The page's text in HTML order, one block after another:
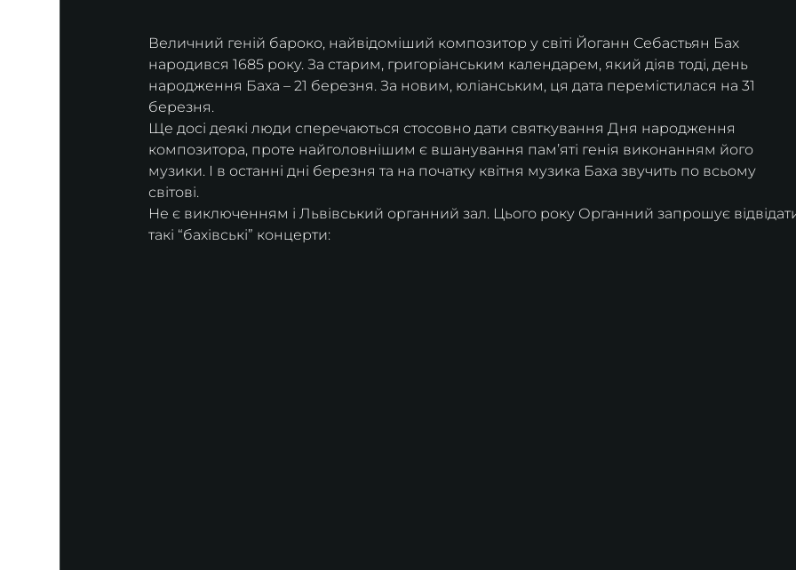
Величний геній бароко, найвідоміший композитор у світі Йоганн Себастьян Бах
народився 1685 року. За старим, григоріанським календарем, який діяв тоді, день
народження Баха – 21 березня. За новим, юліанським, ця дата перемістилася на 31
березня.
Ще досі деякі люди сперечаються стосовно дати святкування Дня народження
композитора, проте найголовнішим є вшанування памʼяті генія виконанням його
музики. І в останні дні березня та на початку квітня музика Баха звучить по всьому
світові.
Не є виключенням і Львівський органний зал. Цього року Органний запрошує
такі “бахівські” концерти: